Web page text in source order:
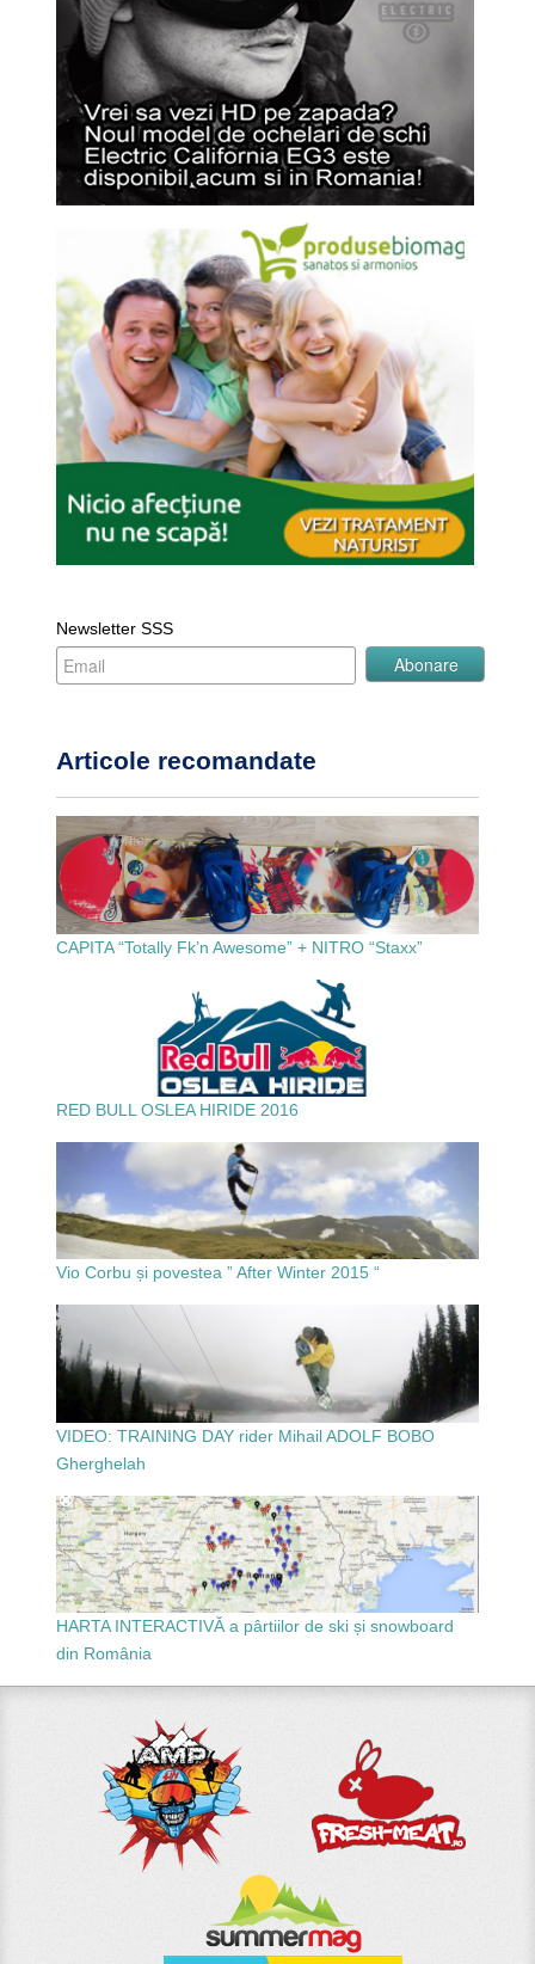
Newsletter SSS
Articole recomandate
CAPITA “Totally Fk’n Awesome” + NITRO “Staxx”
RED BULL OSLEA HIRIDE 2016
Vio Corbu și povestea ” After Winter 2015 “
VIDEO: TRAINING DAY rider Mihail ADOLF BOBO
Gherghelah
HARTA INTERACTIVĂ a pârtiilor de ski și snowboard
din România